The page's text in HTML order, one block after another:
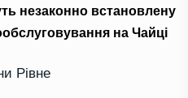
незаконно встановлену
на Чайці
Рівне